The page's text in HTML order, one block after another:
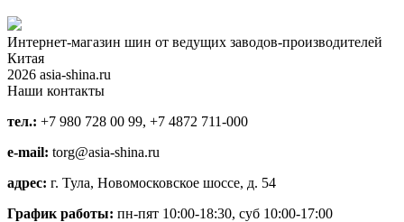
Интернет-магазин шин от ведущих заводов-производителей
Китая
2026 asia-shina.ru
Наши контакты
тел.: +7 980 728 00 99, +7 4872 711-000
e-mail: torg@asia-shina.ru
адрес: г. Тула, Новомосковское шоссе, д. 54
График работы: пн-пят 10:00-18:30, суб 10:00-17:00